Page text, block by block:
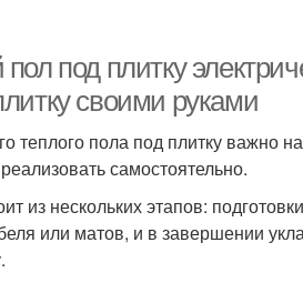
под плитку
своими руками
теплого пола под плитку важно
самостоятельно.
из нескольких этапов:
или матов, и в завершении